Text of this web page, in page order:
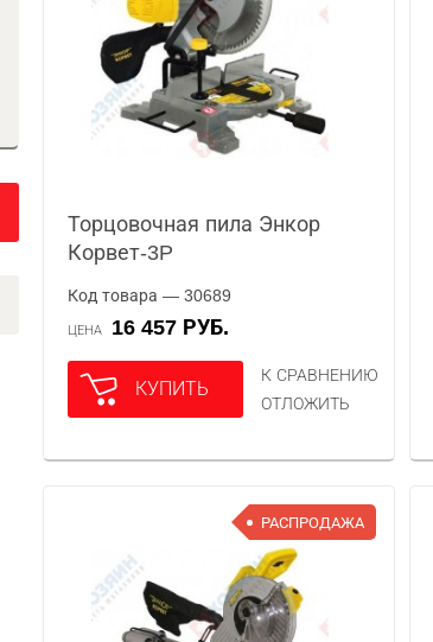
Торцовочная пила Энкор
Корвет-3P
Код товара — 30689
ЦЕНА 16 457 РУБ.
КУПИТЬ
К СРАВНЕНИЮ
ОТЛОЖИТЬ
РАСПРОДАЖА